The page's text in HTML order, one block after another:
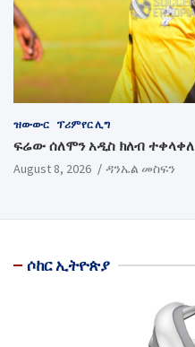
ዝውውር ፕሪምየር ሊግ
ፍሬው ሰለሞን አዲስ ክለብ ተቀላቀለ
August 8, 2026 ዳንኤል መስፍን
ሶከር ኢትዮጵያ